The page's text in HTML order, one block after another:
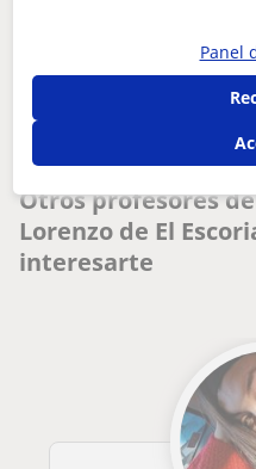
¿Hay algún error en
Historia
San Lorenzo de El Escorial
doy clases particulares de historia
Otros profesores
Lorenzo de El
interesarte
Panel